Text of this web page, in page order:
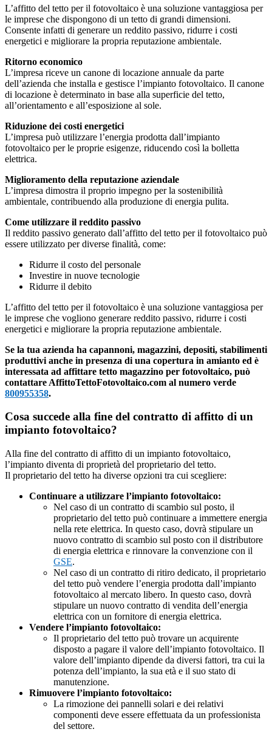
L’affitto del tetto per il fotovoltaico è una soluzione vantaggiosa per
le imprese che dispongono di un tetto di grandi dimensioni.
Consente infatti di generare un reddito passivo, ridurre i costi
energetici e migliorare la propria reputazione ambientale.
Ritorno economico
L’impresa riceve un canone di locazione annuale da parte
dell’azienda che installa e gestisce l’impianto fotovoltaico. Il canone
di locazione è determinato in base alla superficie del tetto,
all’orientamento e all’esposizione al sole.
Riduzione dei costi energetici
L’impresa può utilizzare l’energia prodotta dall’impianto
fotovoltaico per le proprie esigenze, riducendo così la bolletta
elettrica.
Miglioramento della reputazione aziendale
L’impresa dimostra il proprio impegno per la sostenibilità
ambientale, contribuendo alla produzione di energia pulita.
Come utilizzare il reddito passivo
Il reddito passivo generato dall’affitto del tetto per il fotovoltaico può
essere utilizzato per diverse finalità, come:
Ridurre il costo del personale
Investire in nuove tecnologie
Ridurre il debito
L’affitto del tetto per il fotovoltaico è una soluzione vantaggiosa per
le imprese che vogliono generare reddito passivo, ridurre i costi
energetici e migliorare la propria reputazione ambientale.
Se la tua azienda ha capannoni, magazzini, depositi, stabilimenti
produttivi anche in presenza di una copertura in amianto ed è
interessata ad affittare tetto magazzino per fotovoltaico, può
contattare AffittoTettoFotovoltaico.com al numero verde
800955358.
Cosa succede alla fine del contratto di affitto di un
impianto fotovoltaico?
Alla fine del contratto di affitto di un impianto fotovoltaico,
l’impianto diventa di proprietà del proprietario del tetto.
Il proprietario del tetto ha diverse opzioni tra cui scegliere:
Continuare a utilizzare l’impianto fotovoltaico:
Nel caso di un contratto di scambio sul posto, il
proprietario del tetto può continuare a immettere energia
nella rete elettrica. In questo caso, dovrà stipulare un
nuovo contratto di scambio sul posto con il distributore
di energia elettrica e rinnovare la convenzione con il
GSE.
Nel caso di un contratto di ritiro dedicato, il proprietario
del tetto può vendere l’energia prodotta dall’impianto
fotovoltaico al mercato libero. In questo caso, dovrà
stipulare un nuovo contratto di vendita dell’energia
elettrica con un fornitore di energia elettrica.
Vendere l’impianto fotovoltaico:
Il proprietario del tetto può trovare un acquirente
disposto a pagare il valore dell’impianto fotovoltaico. Il
valore dell’impianto dipende da diversi fattori, tra cui la
potenza dell’impianto, la sua età e il suo stato di
manutenzione.
Rimuovere l’impianto fotovoltaico:
La rimozione dei pannelli solari e dei relativi
componenti deve essere effettuata da un professionista
del settore.